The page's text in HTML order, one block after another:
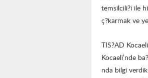
temsilcili?i ile
ç?karmak ve
TIS?AD
Kocaeli’nde
nda bilgi